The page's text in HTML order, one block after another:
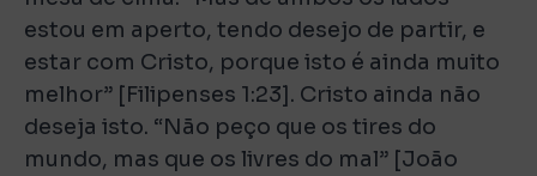
estou em aperto, tendo desejo de partir, e
estar com Cristo, porque isto é ainda muito
melhor” [Filipenses 1:23]. Cristo ainda não
deseja isto. “Não peço que os tires do
mundo, mas que os livres do mal” [João